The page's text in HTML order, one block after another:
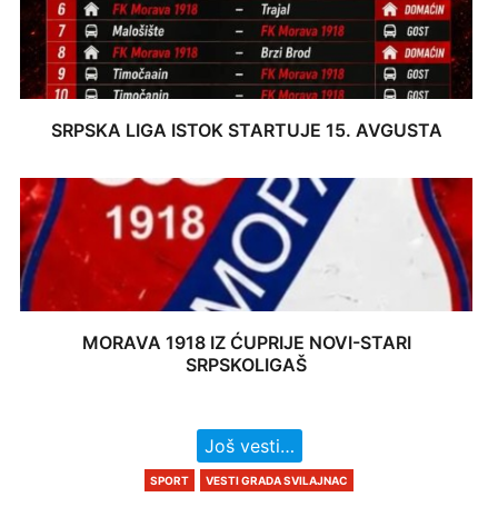
SRPSKA LIGA ISTOK STARTUJE 15. AVGUSTA
MORAVA 1918 IZ ĆUPRIJE NOVI-STARI
SRPSKOLIGAŠ
Još vesti…
SPORT VESTI GRADA SVILAJNAC